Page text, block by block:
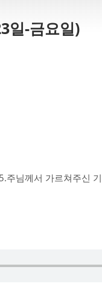
일-금요일)
주님께서 가르쳐주신